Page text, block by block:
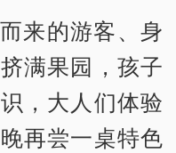
来的游客、身
满果园，孩子
，大人们体验
再尝一桌特色